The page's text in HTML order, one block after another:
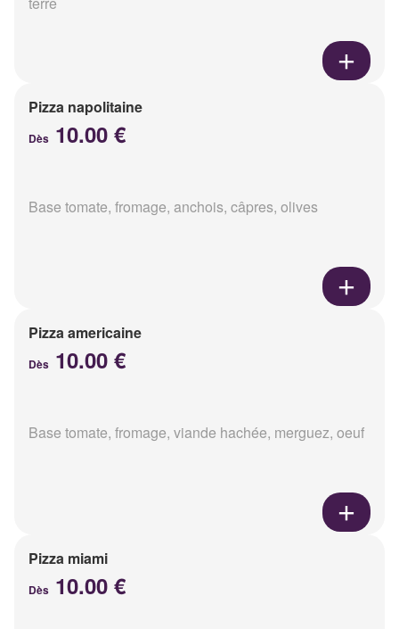
Pizza napolitaine
Dès 10.00 €
Base tomate, fromage, anchois, câpres, olives
Pizza americaine
Dès 10.00 €
Base tomate, fromage, viande hachée, merguez, oeuf
Pizza miami
Dès 10.00 €